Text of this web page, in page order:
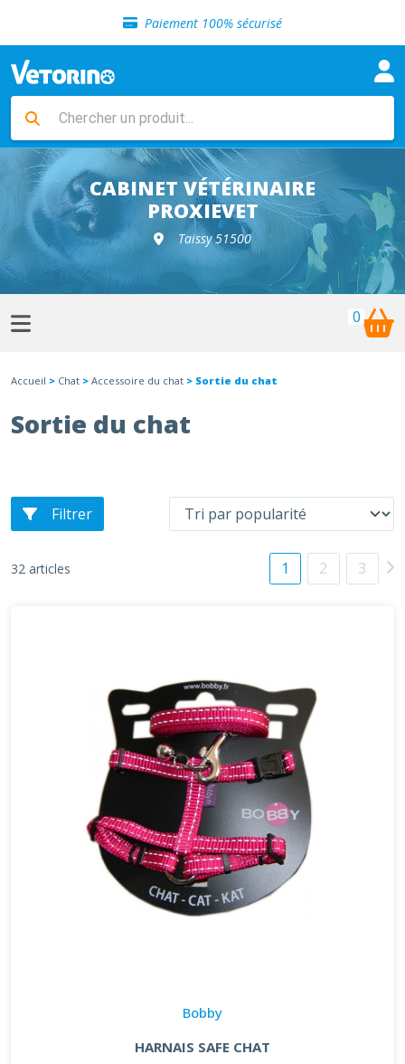
Paiement 100% sécurisé
Livraison gratuite en clinique vétérinaire
Sélection de croquettes vétérinaire
Livraison gratuite en clinique vétérinaire
Retour gratuit en clinique
Sélection de croquettes vétérinaire
CABINET VÉTÉRINAIRE
PROXIEVET
Taissy 51500
0
Accueil > Chat > Accessoire du chat > Sortie du chat
Sortie du chat
Filtrer
32 articles 1 2 3
Bobby
HARNAIS SAFE CHAT